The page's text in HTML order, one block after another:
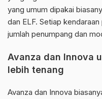
yang umum dipakai
dan ELF. Setiap
jumlah penumpang dan
Avanza dan Innova
lebih tenang
Avanza dan Innova